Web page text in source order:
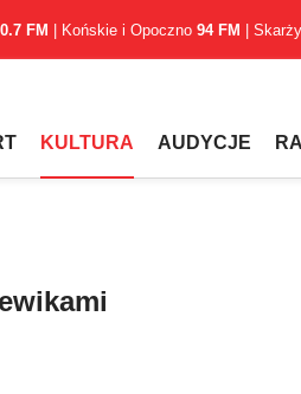
FM | Końskie i Opoczno 94 FM |
KULTURA AUDYCJE